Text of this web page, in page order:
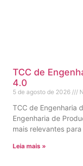
TCC de
4.0
5 de agosto de 2026
TCC de Engenharia
Engenharia de
mais relevantes
Leia mais »